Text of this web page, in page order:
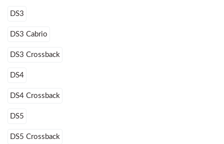
DS3
DS3 Cabrio
DS3 Crossback
DS4
DS4 Crossback
DS5
DS5 Crossback